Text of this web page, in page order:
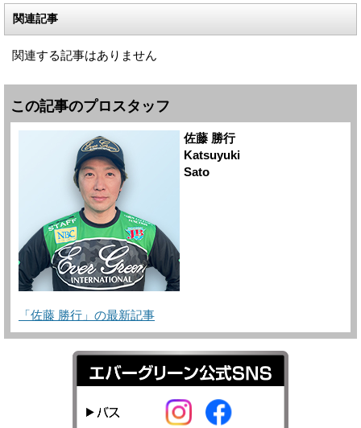
関連記事
関連する記事はありません
この記事のプロスタッフ
佐藤 勝行
Katsuyuki
Sato
「佐藤 勝行」の最新記事